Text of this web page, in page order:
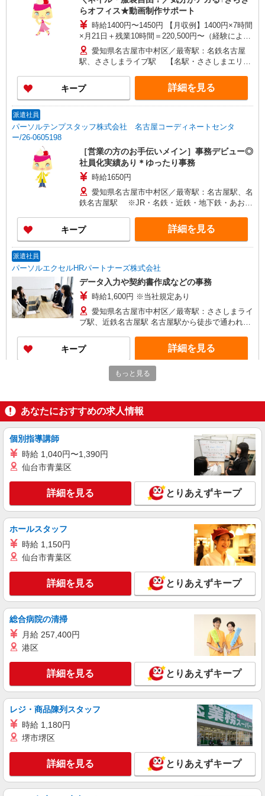
らオフィス★動画制作サポート
時給1400円〜1450円 【月収例】1400円×7時間
×月21日＋残業10時間＝220,500円〜（経験によ
り）愛知県名古屋市中村区／最寄駅：名鉄名古屋
駅、ささしまライブ駅 【名駅・ささしまエリ
キープ 詳細を見る
派遣社員
パーソルテンプスタッフ株式会社 名古屋コーディネートセンタ
ー/26-0605198
［営業の方のお手伝いメイン］事務デビュー◎
社員化実績あり＊ゆったり事務
時給1650円
愛知県名古屋市中村区／最寄駅：名古屋駅、名
鉄名古屋駅 ※JR・名鉄・近鉄・地下鉄・あおな
キープ 詳細を見る
派遣社員
パーソルエクセルHRパートナーズ株式会社
データ入力や契約書作成などの事務
時給1,600円 ※当社規定あり
愛知県名古屋市中村区／最寄駅：ささしまライ
ブ駅、近鉄名古屋駅 名古屋駅から徒歩で通われて
キープ 詳細を見る
サポート事務のオシゴト
時給1,500円 ※当社規定あり
愛知県名古屋市中村区／最寄駅：近鉄名古屋
駅、伏見（愛知県）駅 ◎駅出口スグ
キープ 詳細を見る
パーソルテンプスタッフ株式会社 名古屋コーディネートセンタ
ー/26-0567387
時間相談◎美容メーカー［正社員化実績］
Excel活かせる事務★私服勤務OK！
愛知県名古屋市中村区／最寄駅：本陣駅、中村
日赤駅 ■バス停「豊臣小学校」すぐ
キープ 詳細を見る
派遣社員
パーソルテンプスタッフ株式会社 名古屋コーディネートセンタ
＜名駅×地下直結のOfficeビル＞社員の方のア
シスタント事務＠時給1550円
時給1550円 【月収例】時給1,550円×7時間45
分×21日＝252,000円
愛知県名古屋市中村区／最寄駅：名古屋駅 ●
名古屋駅から直結★商業施設が入るオフィスビ
キープ 詳細を見る
派遣社員
もっと見る
あなたにおすすめの求人情報
個別指導講師
時給 1,040円〜1,390円
仙台市青葉区
詳細を見る とりあえずキープ
ホールスタッフ
時給 1,150円
仙台市青葉区
詳細を見る とりあえずキープ
総合病院の清掃
月給 257,400円
港区
詳細を見る とりあえずキープ
レジ・商品陳列スタッフ
時給 1,180円
堺市堺区
詳細を見る とりあえずキープ